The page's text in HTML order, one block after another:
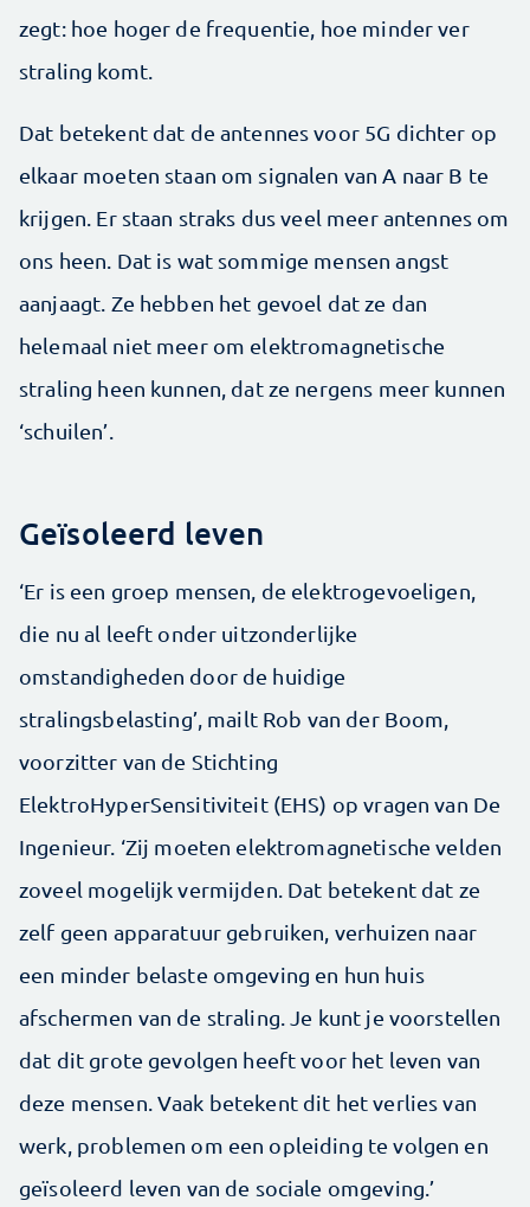
zegt: hoe hoger de frequentie, hoe minder ver
straling komt.
Dat betekent dat de antennes voor 5G dichter op
elkaar moeten staan om signalen van A naar B te
krijgen. Er staan straks dus veel meer antennes om
ons heen. Dat is wat sommige mensen angst
aanjaagt. Ze hebben het gevoel dat ze dan
helemaal niet meer om elektromagnetische
straling heen kunnen, dat ze nergens meer kunnen
‘schuilen’.
Geïsoleerd leven
‘Er is een groep mensen, de elektrogevoeligen,
die nu al leeft onder uitzonderlijke
omstandigheden door de huidige
stralingsbelasting’, mailt Rob van der Boom,
voorzitter van de Stichting
ElektroHyperSensitiviteit (EHS) op vragen van De
Ingenieur. ‘Zij moeten elektromagnetische velden
zoveel mogelijk vermijden. Dat betekent dat ze
zelf geen apparatuur gebruiken, verhuizen naar
een minder belaste omgeving en hun huis
afschermen van de straling. Je kunt je voorstellen
dat dit grote gevolgen heeft voor het leven van
deze mensen. Vaak betekent dit het verlies van
werk, problemen om een opleiding te volgen en
geïsoleerd leven van de sociale omgeving.’